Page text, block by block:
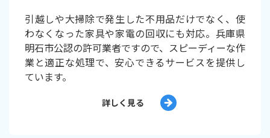
引越しや大掃除で発生した不用品だけでなく、使
わなくなった家具や家電の回収にも対応。兵庫県
明石市公認の許可業者ですので、スピーディーな作
業と適正な処理で、安心できるサービスを提供し
ています。
詳しく見る